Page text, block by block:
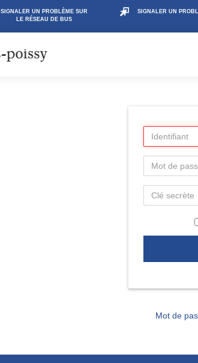
SIGNALER UN PROBLÈME SUR
LE RÉSEAU DE BUS
SIGNALER UN
Mot de